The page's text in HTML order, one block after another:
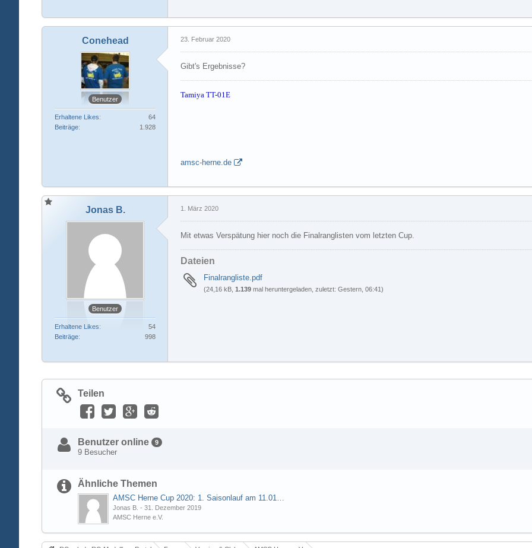
Conehead
Benutzer
Erhaltene Likes
64
Beiträge
1.928
23. Februar 2020
Gibt's Ergebnisse?
Tamiya TT-01E
amsc-herne.de
Jonas B.
Benutzer
Erhaltene Likes
54
Beiträge
998
1. März 2020
Mit etwas Verspätung hier noch die Finalranglisten vom letzten Cup.
Dateien
Finalrangliste.pdf
(24,16 kB, 1.139 mal heruntergeladen, zuletzt: Gestern, 06:41)
Teilen
Benutzer online 9
9 Besucher
Ähnliche Themen
Jonas B. - 31. Dezember 2019
AMSC Herne e.V.